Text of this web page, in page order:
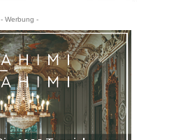
- Werbung -